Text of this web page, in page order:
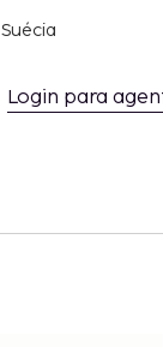
Login para